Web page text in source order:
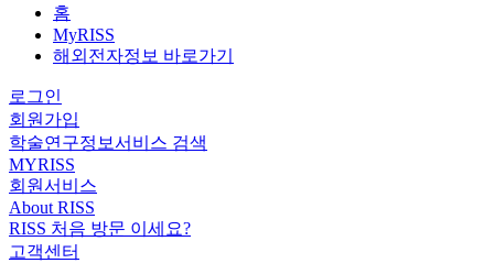
홈
MyRISS
해외전자정보 바로가기
로그인
회원가입
학술연구정보서비스 검색
MYRISS
회원서비스
About RISS
RISS 처음 방문 이세요?
고객센터